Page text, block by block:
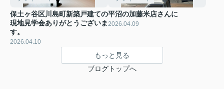
保土ヶ谷区川島町新築戸建ての
現地見学会ありがとうございま
す。
2026.04.10
平沼の加藤米店さんに
2026.04.09
もっと見る
ブログトップへ